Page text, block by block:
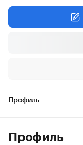
Профиль
Профиль